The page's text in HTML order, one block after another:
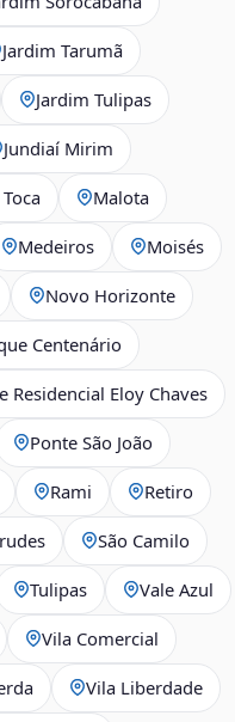
Jardim Tarumã
Jardim Tulipas
Jundiaí Mirim
Malota
Medeiros Moisés
Novo Horizonte
Centenário
Residencial Eloy Chaves
Ponte São João
Rami Retiro
São Camilo
Tulipas Vale Azul
Vila Comercial
Vila Liberdade